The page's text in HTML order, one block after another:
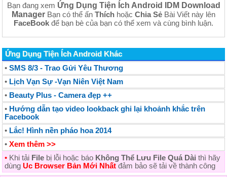
Bạn đang xem Ứng Dụng Tiện Ích Android IDM Download
Manager Bạn có thể ấn Thích hoặc Chia Sẻ Bài Viết này lên
FaceBook để bạn bè của bạn có thể xem và cùng bình luận.
Ứng Dụng Tiện Ích Android Khác
• SMS 8/3 - Trao Gửi Yêu Thương
• Lịch Vạn Sự -Vạn Niên Việt Nam
• Beauty Plus - Camera đẹp ++
• Hướng dẫn tạo video lookback ghi lại khoảnh khắc trên
Facebook
• Lắc! Hình nền pháo hoa 2014
• Xem thêm >>
• Khi tải File bị lỗi hoặc báo Không Thể Lưu File Quá Dài thì hãy
dùng Uc Browser Bản Mới Nhất đảm bảo sẽ tải về thành công